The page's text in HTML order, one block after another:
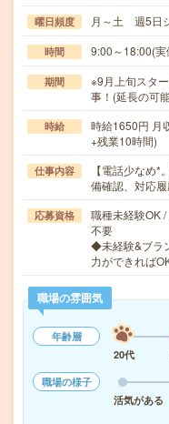
曜日頻度 月～土 週5日
時間 9:00～18:00(
期間
※9月上旬スタ
事！(延長の可
時給
時給1650円 月
+残業10時間)
仕事内容
【電話少なめ
備確認、対応
応募資格
職種未経験OK
不要
◆未経験&ブラ
力ができれば
職場の雰囲気
年齢層
20代
職場の様子
活気がある